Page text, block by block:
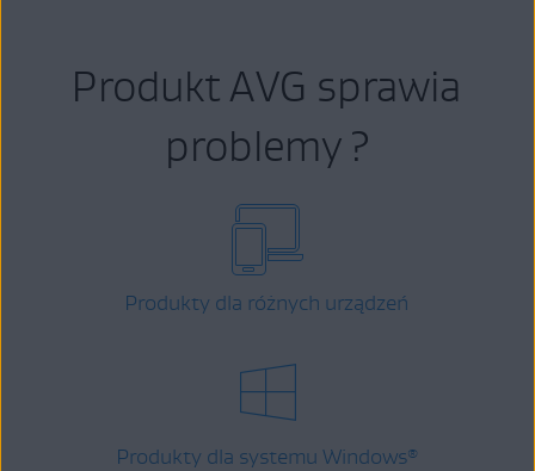
Produkt AVG sprawia
problemy ?
Produkty dla różnych urządzeń
Produkty dla systemu Windows®